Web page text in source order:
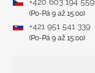
+420 603 194 559
(Po-Pá 9 až 15:00)
+421 951 541 339
(Po-Pá 9 až 15:00)